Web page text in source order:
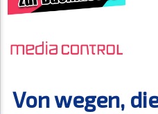
Von wegen,